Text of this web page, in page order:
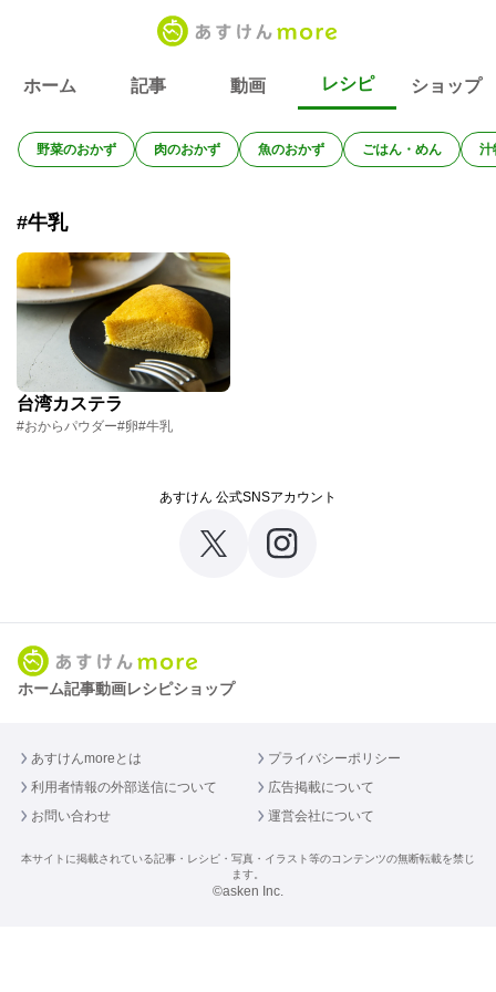
ホーム 記事 動画 レシピ ショップ
野菜のおかず 肉のおかず 魚のおかず ごはん・めん 汁
#牛乳
台湾カステラ
#おからパウダー#卵#牛乳
あすけん 公式SNSアカウント
ホーム記事動画レシピショップ
あすけんmoreとは
プライバシーポリシー
利用者情報の外部送信について
広告掲載について
お問い合わせ
運営会社について
本サイトに掲載されている記事・レシピ・写真・イラスト等のコンテンツの無断転載を禁じ
ます。
©asken Inc.